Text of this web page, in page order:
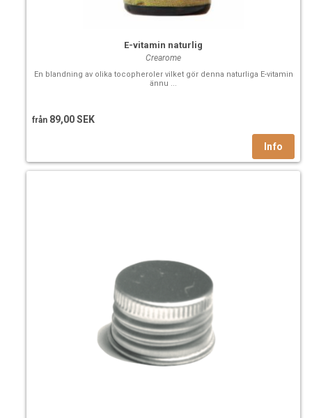
E-vitamin naturlig
Crearome
En blandning av olika tocopheroler vilket gör denna naturliga E-vitamin
ännu ...
från 89,00 SEK